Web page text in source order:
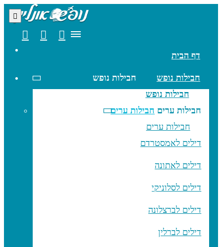
דף הבית
חבילות נופש
חבילות נופש
חבילות נופש
חבילות ערים חבילות ערים
חבילות ערים
דילים לאמסטרדם
דילים לאתונה
דילים לסלוניקי
דילים לברצלונה
דילים לברלין